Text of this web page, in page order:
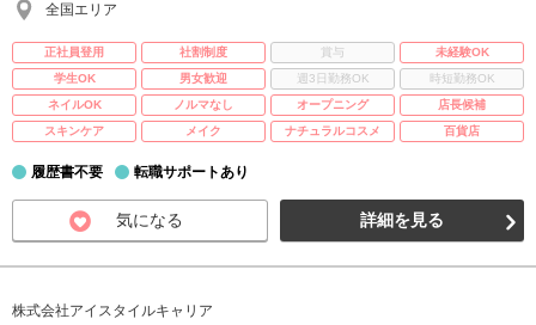
全国エリア
正社員登用 社割制度 賞与
未経験OK
学生OK
男女歓迎 週3日勤務OK
時短勤務OK
ネイルOK
ノルマなし オープニング
店長候補
スキンケア
メイク ナチュラルコスメ 百貨店
履歴書不要 転職サポートあり
気になる 詳細を見る
株式会社アイスタイルキャリア